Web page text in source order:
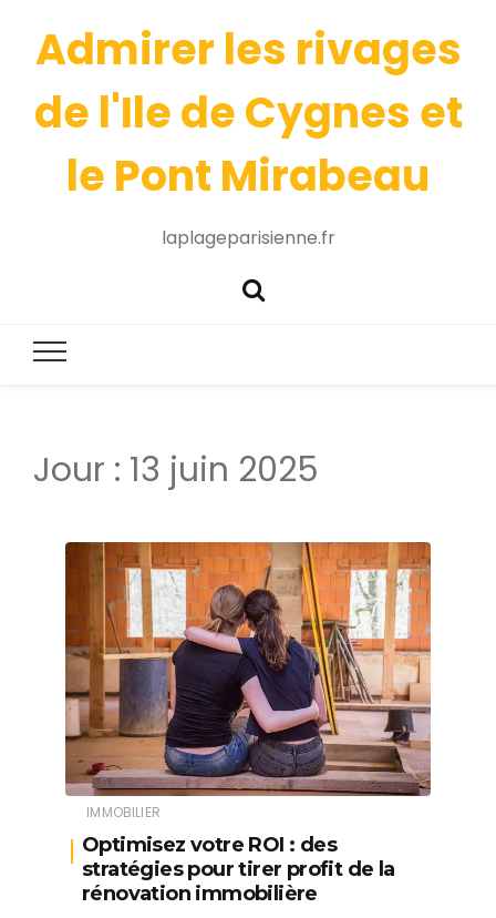
Admirer les rivages
de l'Ile de Cygnes et
le Pont Mirabeau
laplageparisienne.fr
Jour : 13 juin 2025
IMMOBILIER
Optimisez votre ROI : des
stratégies pour tirer profit de la
rénovation immobilière